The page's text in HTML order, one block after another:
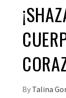
By Talina